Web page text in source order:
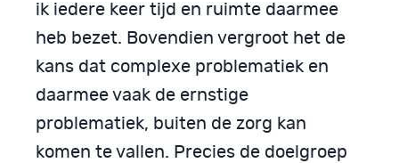
ik iedere keer tijd en ruimte daarmee
heb bezet. Bovendien vergroot het de
kans dat complexe problematiek en
daarmee vaak de ernstige
problematiek, buiten de zorg kan
komen te vallen. Precies de doelgroep